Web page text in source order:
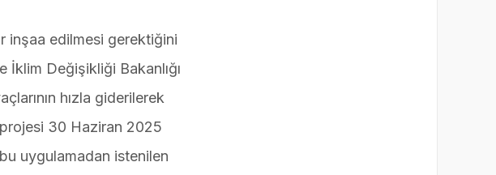
inşaa edilmesi gerektiğini
İklim Değişikliği Bakanlığı
hızla giderilerek
projesi 30 Haziran 2025
uygulamadan istenilen